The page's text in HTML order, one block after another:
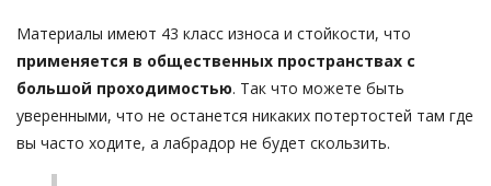
Материалы имеют 43 класс износа и стойкости, что
применяется в общественных пространствах с
большой проходимостью. Так что можете быть
уверенными, что не останется никаких потертостей там где
вы часто ходите, а лабрадор не будет скользить.